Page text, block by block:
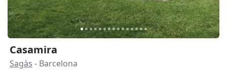
Casamira
Sagàs - Barcelona